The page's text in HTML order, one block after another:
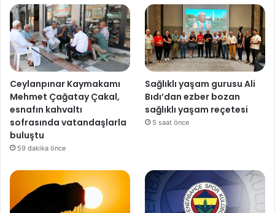
Ceylanpınar Kaymakamı
Mehmet Çağatay Çakal,
esnafın kahvaltı
sofrasında vatandaşlarla
buluştu
59 dakika önce
Sağlıklı yaşam gurusu Ali
Bıdı’dan ezber bozan
sağlıklı yaşam reçetesi
5 saat önce